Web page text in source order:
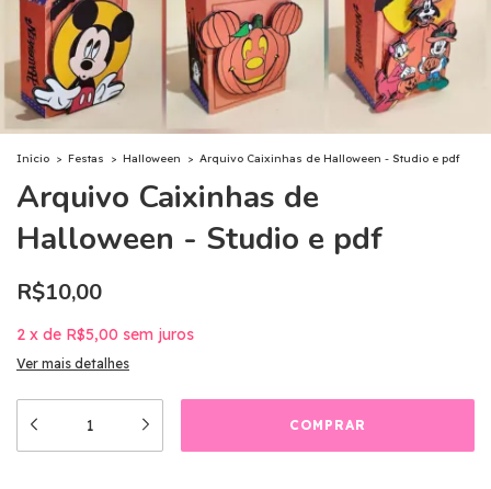
Início > Festas > Halloween > Arquivo Caixinhas de Halloween - Studio e pdf
Arquivo Caixinhas de
Halloween - Studio e pdf
R$10,00
2 x de R$5,00 sem juros
Ver mais detalhes